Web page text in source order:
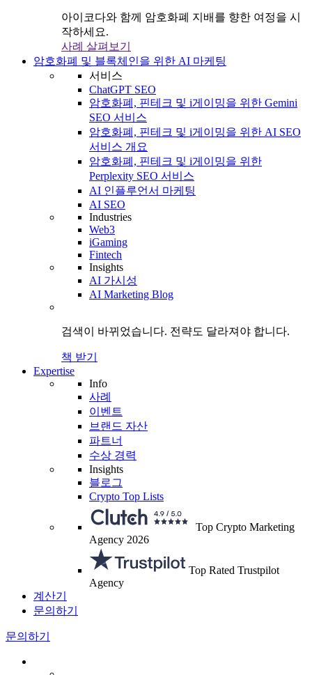
아이코다와 함께 암호화폐 지배를 향한 여정을 시
작하세요.
사례 살펴보기
암호화폐 및 블록체인을 위한 AI 마케팅
서비스
ChatGPT SEO
암호화폐, 핀테크 및 i게이밍을 위한 Gemini
SEO 서비스
암호화폐, 핀테크 및 i게이밍을 위한 AI SEO
서비스 개요
암호화폐, 핀테크 및 i게이밍을 위한
Perplexity SEO 서비스
AI 인플루언서 마케팅
AI SEO
Industries
Web3
iGaming
Fintech
Insights
AI 가시성
AI Marketing Blog
검색이 바뀌었습니다. 전략도 달라져야 합니다.
책 받기
Expertise
Info
사례
이벤트
브랜드 자산
파트너
수상 경력
Insights
블로그
Crypto Top Lists
Top Crypto Marketing
Agency 2026
Top Rated Trustpilot
Agency
계산기
문의하기
문의하기